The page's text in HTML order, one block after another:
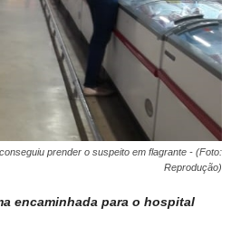
prender o suspeito em flagrante - (Foto:
Reprodução)
encaminhada para o hospital